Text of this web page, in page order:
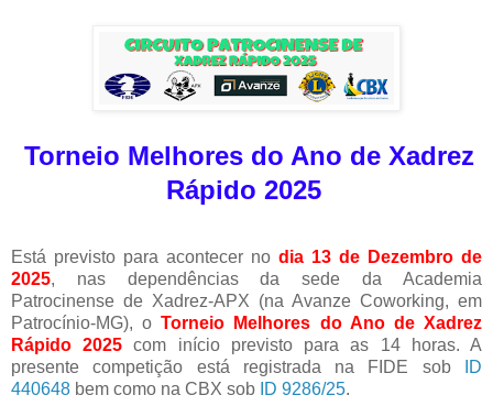
Torneio Melhores do Ano de Xadrez
Rápido 2025
Está previsto para acontecer no dia 13 de Dezembro de
2025, nas dependências da sede da Academia
Patrocinense de Xadrez-APX (na Avanze Coworking, em
Patrocínio-MG), oTorneio Melhores do Ano de Xadrez
Rápido 2025 com início previsto para as 14 horas. A
presente competição está registrada na FIDE sob
ID
440648 bem como na CBX sob ID 9286/25.